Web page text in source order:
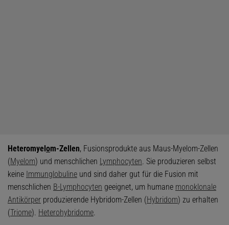
Heteromyelom-Zellen, Fusionsprodukte aus Maus-Myelom-Zellen
(Myelom) und menschlichen Lymphocyten. Sie produzieren selbst
keine Immunglobuline und sind daher gut für die Fusion mit
menschlichen B-Lymphocyten geeignet, um humane monoklonale
Antikörper produzierende Hybridom-Zellen (Hybridom) zu erhalten
(Triome). Heterohybridome.